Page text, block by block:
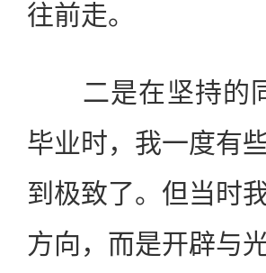
往前走。
二是在坚持的同
毕业时，我一度有
到极致了。但当时
方向，而是开辟与